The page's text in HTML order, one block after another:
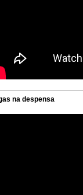
na despensa